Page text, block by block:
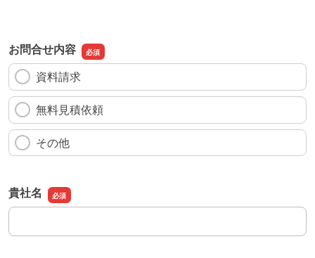
お問合せ内容
資料請求
無料見積依頼
その他
貴社名
貴社名